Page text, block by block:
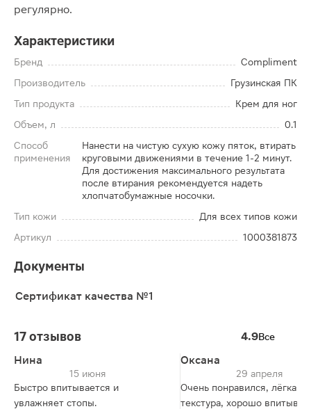
регулярно.
Характеристики
Бренд
Compliment
Производитель
Грузинская ПК
Тип продукта
Крем для ног
Объем, л
0.1
Способ
применения
Нанести на чистую сухую кожу пяток, втирать
круговыми движениями в течение 1-2 минут.
Для достижения максимального результата
после втирания рекомендуется надеть
хлопчатобумажные носочки.
Тип кожи
Для всех типов кожи
Артикул
1000381873
Документы
Сертификат качества №1
17 отзывов 4.9Все
Нина
15 июня
Быстро впитывается и
увлажняет стопы.
Оксана
29 апреля
Очень понравился, лёгкая
текстура, хорошо